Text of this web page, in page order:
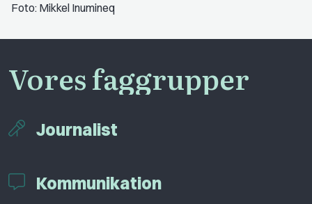
Foto: Mikkel Inumineq
Vores faggrupper
Journalist
Kommunikation